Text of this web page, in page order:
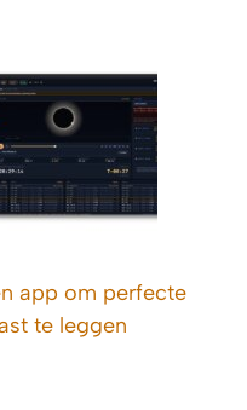
app om perfecte
te leggen